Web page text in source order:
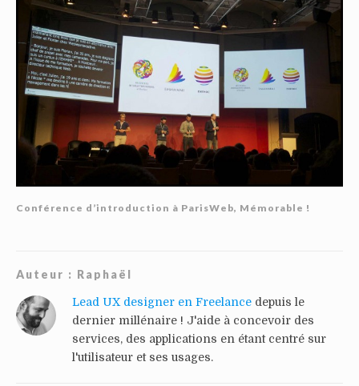
Conférence d’introduction à ParisWeb, Mémorable !
Auteur : Raphaël
Lead UX designer en Freelance depuis le
dernier millénaire ! J'aide à concevoir des
services, des applications en étant centré sur
l'utilisateur et ses usages.